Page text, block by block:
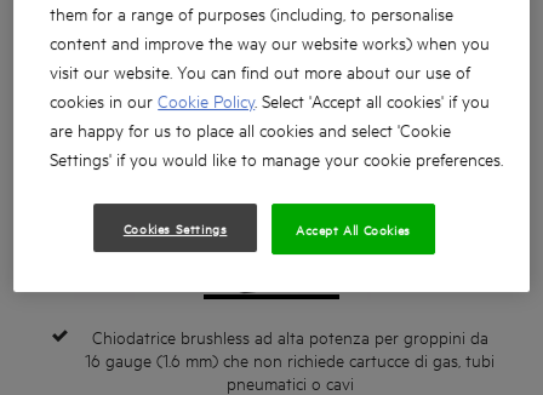
Chiodatrice brushless ad alta potenza per groppini da
16 gauge (1.6 mm) che non richiede cartucce di gas, tubi
pneumatici o cavi
them for a range of purposes (including, to personalise
content and improve the way our website works) when you
visit our website. You can find out more about our use of
cookies in ourCookie Policy. Select 'Accept all cookies' if you
are happy for us to place all cookies and select 'Cookie
Settings' if you would like to manage your cookie preferences.
Cookies Settings Accept All Cookies